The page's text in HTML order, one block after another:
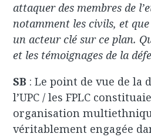
attaquer des membres de
notamment les civils, et
un acteur clé sur ce plan.
et les témoignages de la
SB : Le point de vue de la
l’UPC / les FPLC
organisation
véritablement engagée